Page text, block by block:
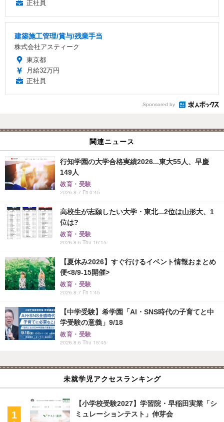
正社員
建築施工管理/賞与/残業手当
株式会社アスティーク
東京都
月給32万円
正社員
Sponsored by
関連ニュース
行知学園の大学合格実績2026...東大55人、早慶
149人
教育・受験
2026.8.7 Fri 0:45
高校生が志願したい大学・東北...2位は山形大、1
位は?
教育・受験
2026.8.6 Thu 16:15
【夏休み2026】すぐ行けるイベント情報おまとめ
便<8/9-15開催>
教育・受験
2026.8.7 Fri 1:45
【中学受験】希学園「AI・SNS時代の子育てと中
学受験の意義」9/18
教育・受験
2026.8.6 Thu 15:45
未就学児アクセスランキング
【小学校受験2027】学習院・早稲田実業「シ
ミュレーションテスト」伸芽会